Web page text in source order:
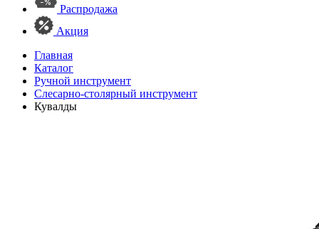
Распродажа
Акция
Главная
Каталог
Ручной инструмент
Слесарно-столярный инструмент
Кувалды